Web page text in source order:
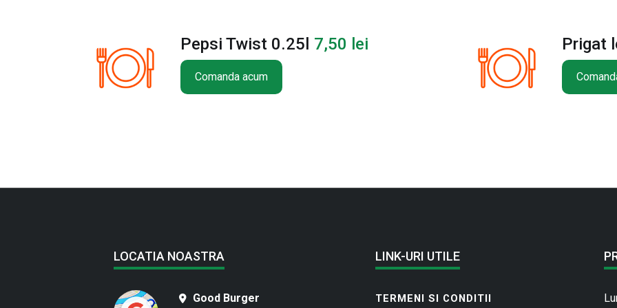
Pepsi Twist 0.25l 7,50 lei
Comanda acum
Prigat
LOCATIA NOASTRA
Good Burger
LINK-URI UTILE
TERMENI SI CONDITII